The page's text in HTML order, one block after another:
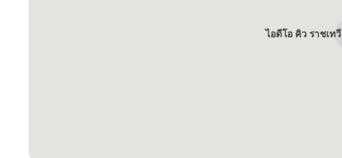
ไอดีโอ คิว ราชเทวี